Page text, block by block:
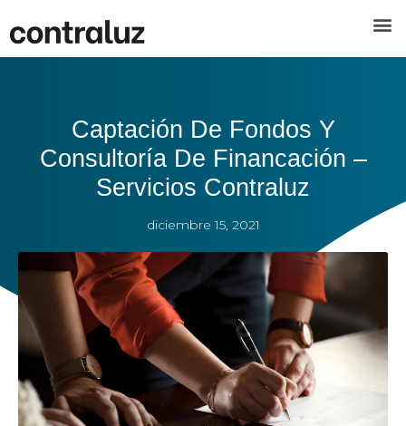
Captación De Fondos Y
Consultoría De Financación –
Servicios Contraluz
diciembre 15, 2021